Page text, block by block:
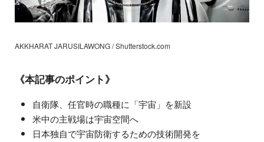
AKKHARAT JARUSILAWONG / Shutterstock.com
《本記事のポイント》
自衛隊、任官時の職種に「宇宙」を新設
米中の主戦場は宇宙空間へ
日本独自で宇宙防衛するための技術開発を